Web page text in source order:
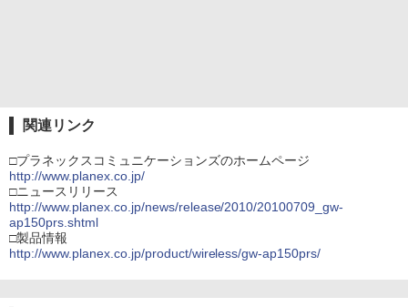
関連リンク
□プラネックスコミュニケーションズのホームページ
http://www.planex.co.jp/
□ニュースリリース
http://www.planex.co.jp/news/release/2010/20100709_gw-
ap150prs.shtml
□製品情報
http://www.planex.co.jp/product/wireless/gw-ap150prs/